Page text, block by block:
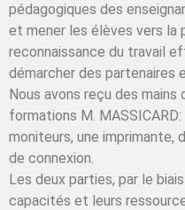
pédagogiques des
et mener les élèves vers la
reconnaissance du travail
démarcher des partenaires
Nous avons reçu des
formations M.
moniteurs, une
de connexion.
Les deux parties, par le
capacités et leurs